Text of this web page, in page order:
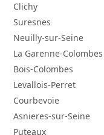
Clichy
Suresnes
Neuilly-sur-Seine
La Garenne-Colombes
Bois-Colombes
Levallois-Perret
Courbevoie
Asnieres-sur-Seine
Puteaux